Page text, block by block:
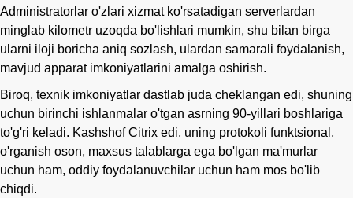
Administratorlar o'zlari xizmat ko'rsatadigan serverlardan
minglab kilometr uzoqda bo'lishlari mumkin, shu bilan birga
ularni iloji boricha aniq sozlash, ulardan samarali foydalanish,
mavjud apparat imkoniyatlarini amalga oshirish.
Biroq, texnik imkoniyatlar dastlab juda cheklangan edi, shuning
uchun birinchi ishlanmalar o'tgan asrning 90-yillari boshlariga
to'g'ri keladi. Kashshof Citrix edi, uning protokoli funktsional,
o'rganish oson, maxsus talablarga ega bo'lgan ma'murlar
uchun ham, oddiy foydalanuvchilar uchun ham mos bo'lib
chiqdi.